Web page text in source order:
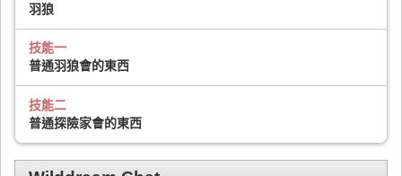
羽狼
技能一
普通羽狼會的東西
技能二
普通探險家會的東西